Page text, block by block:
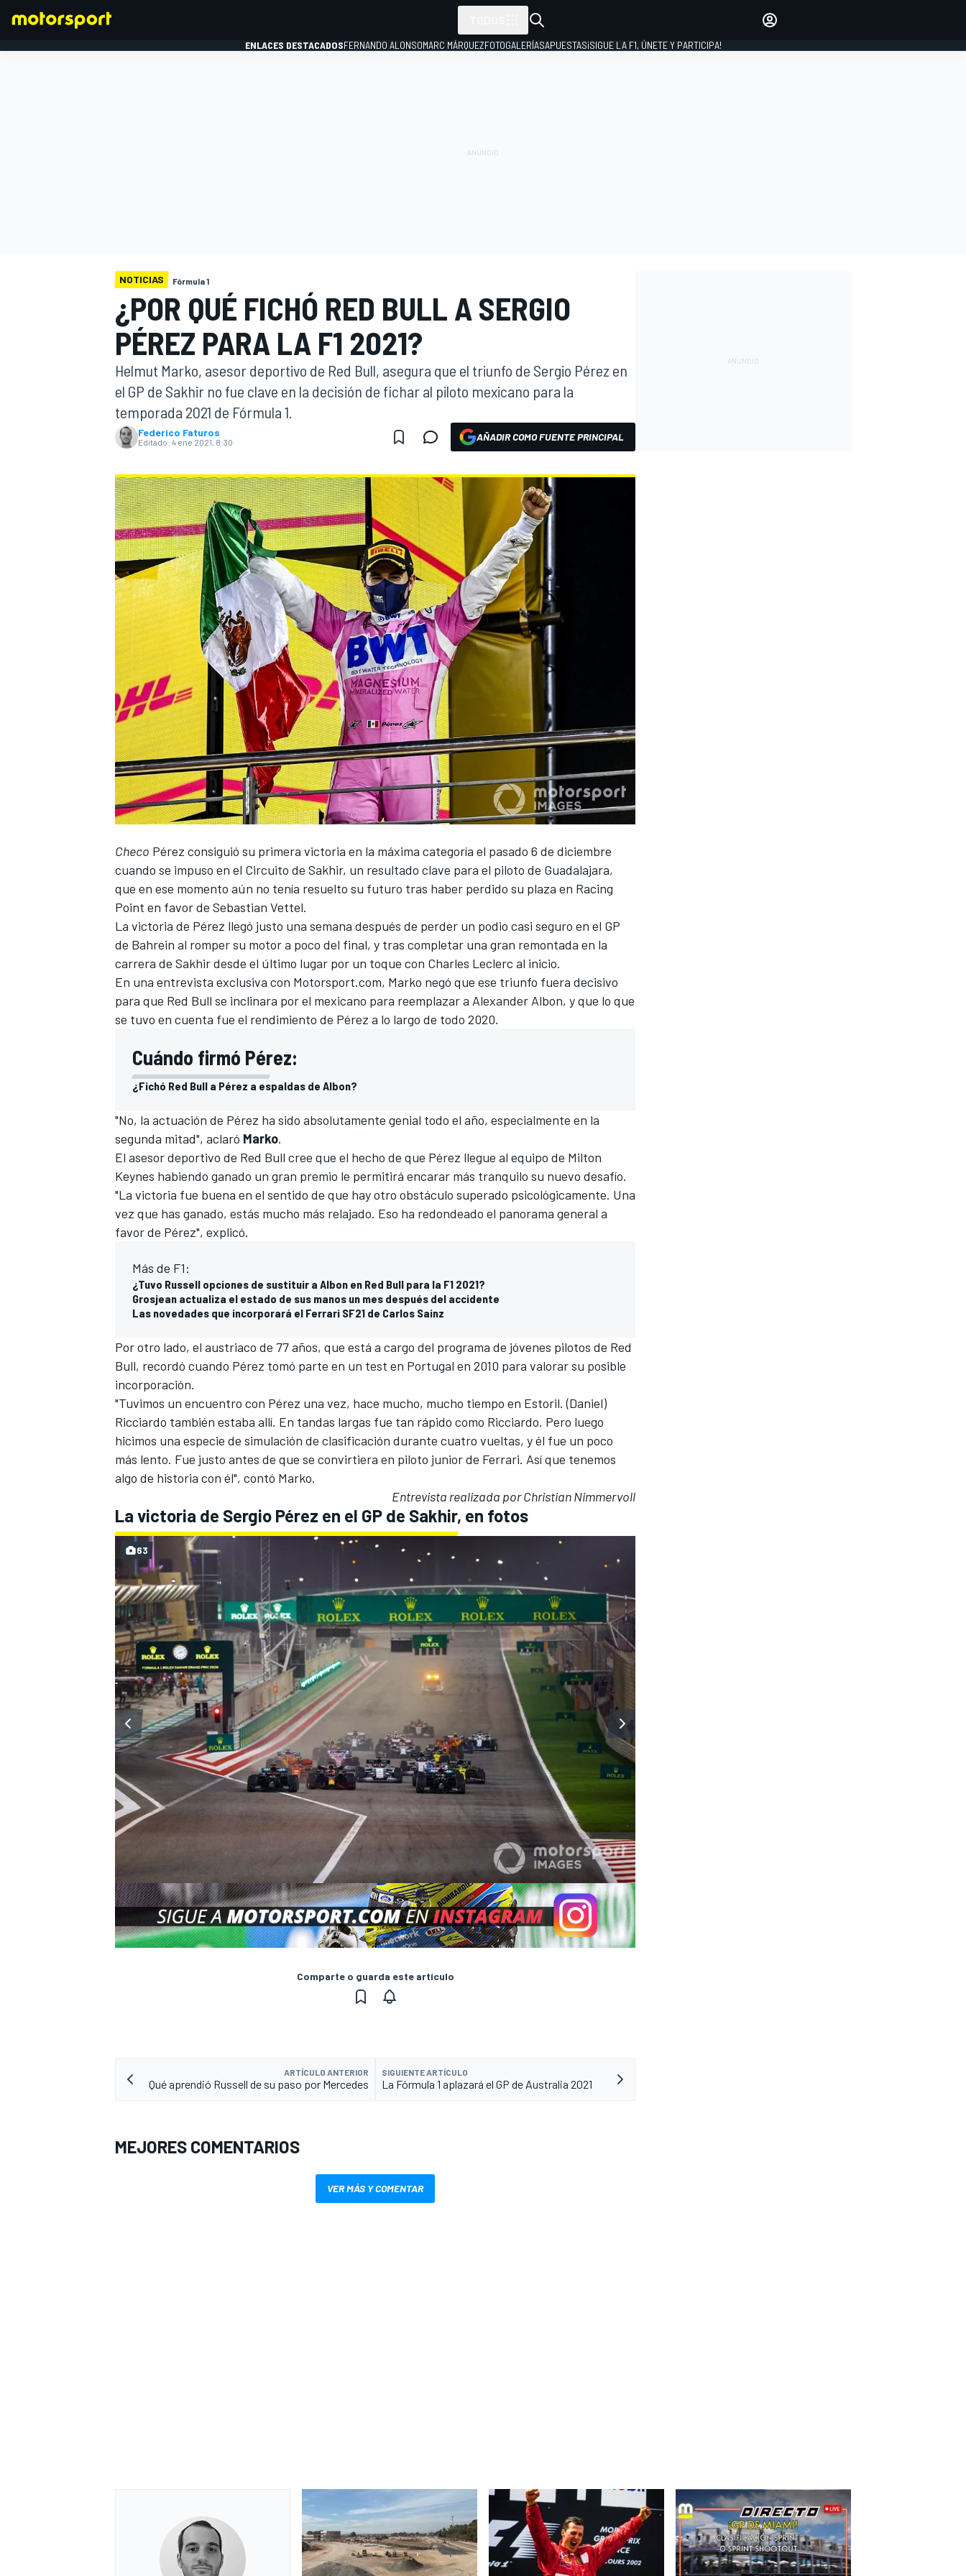
WEC FÓRMULA E
MÁS CATEGORÍAS
ENLACES DESTACADOSFERNANDO ALONSOMARC MÁRQUEZFOTOGALERÍASAPUESTAS¡SIGUE LA F1, ÚNETE Y PARTICIPA!
NOTICIAS Fórmula 1
¿POR QUÉ FICHÓ RED BULL A SERGIO
PÉREZ PARA LA F1 2021?
Helmut Marko, asesor deportivo de Red Bull, asegura que el triunfo de Sergio Pérez en
el GP de Sakhir no fue clave en la decisión de fichar al piloto mexicano para la
temporada 2021 de Fórmula 1.
Federico Faturos
Editado: 4 ene 2021, 8:30 AÑADIR COMO FUENTE PRINCIPAL
Checo Pérez consiguió su primera victoria en la máxima categoría el pasado 6 de diciembre
cuando se impuso en el Circuito de Sakhir, un resultado clave para el piloto de Guadalajara,
que en ese momento aún no tenía resuelto su futuro tras haber perdido su plaza en Racing
Point en favor de Sebastian Vettel.
La victoria de Pérez llegó justo una semana después de perder un podio casi seguro en el GP
de Bahrein al romper su motor a poco del final, y tras completar una gran remontada en la
carrera de Sakhir desde el último lugar por un toque con Charles Leclerc al inicio.
En una entrevista exclusiva con Motorsport.com, Marko negó que ese triunfo fuera decisivo
para que Red Bull se inclinara por el mexicano para reemplazar a Alexander Albon, y que lo que
se tuvo en cuenta fue el rendimiento de Pérez a lo largo de todo 2020.
Cuándo firmó Pérez:
¿Fichó Red Bull a Pérez a espaldas de Albon?
"No, la actuación de Pérez ha sido absolutamente genial todo el año, especialmente en la
segunda mitad", aclaró Marko.
El asesor deportivo de Red Bull cree que el hecho de que Pérez llegue al equipo de Milton
Keynes habiendo ganado un gran premio le permitirá encarar más tranquilo su nuevo desafío.
"La victoria fue buena en el sentido de que hay otro obstáculo superado psicológicamente. Una
vez que has ganado, estás mucho más relajado. Eso ha redondeado el panorama general a
favor de Pérez", explicó.
Más de F1:
¿Tuvo Russell opciones de sustituir a Albon en Red Bull para la F1 2021?
Grosjean actualiza el estado de sus manos un mes después del accidente
Las novedades que incorporará el Ferrari SF21 de Carlos Sainz
Por otro lado, el austriaco de 77 años, que está a cargo del programa de jóvenes pilotos de Red
Bull, recordó cuando Pérez tomó parte en un test en Portugal en 2010 para valorar su posible
incorporación.
"Tuvimos un encuentro con Pérez una vez, hace mucho, mucho tiempo en Estoril.(Daniel)
Ricciardo también estaba allí. En tandas largas fue tan rápido como Ricciardo. Pero luego
hicimos una especie de simulación de clasificación durante cuatro vueltas, y él fue un poco
más lento. Fue justo antes de que se convirtiera en piloto junior de Ferrari. Así que tenemos
algo de historia con él", contó Marko.
Entrevista realizada por Christian Nimmervoll
La victoria de Sergio Pérez en el GP de Sakhir, en fotos
63
Comparte o guarda este artículo
ARTÍCULO ANTERIOR
Qué aprendió Russell de su paso por Mercedes
SIGUIENTE ARTÍCULO
La Fórmula 1 aplazará el GP de Australia 2021
MEJORES COMENTARIOS
VER MÁS Y COMENTAR